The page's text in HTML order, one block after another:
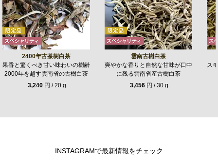
2400年古茶樹白茶
果香と驚くべき甘い味わいの樹齢
2000年を越す雲南省の古樹白茶
3,240円 / 20 g
雲南古樹白茶
爽やかな香りと自然な甘味が口中
に残る雲南省産古樹白茶
3,456円 / 30 g
ス
INSTAGRAMで最新情報をチェック